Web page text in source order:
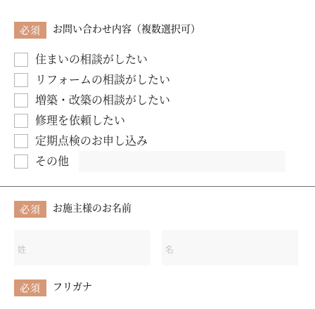
お問い合わせ内容 （複数選択可）
必須
住まいの相談がしたい
リフォームの相談がしたい
増築・改築の相談がしたい
修理を依頼したい
定期点検のお申し込み
その他
お施主様のお名前
必須
フリガナ
必須